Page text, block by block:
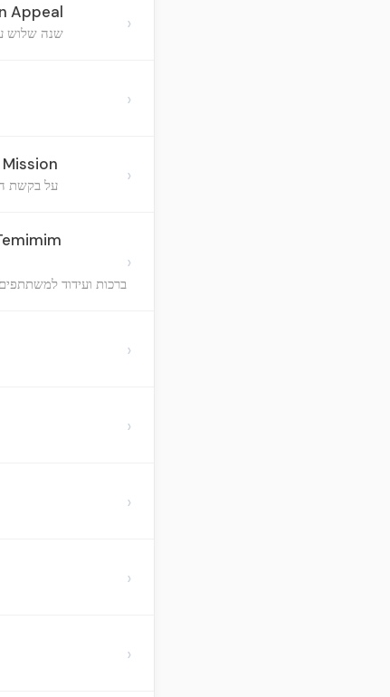
Appeal
שנה שלוש ›
›
על בקשת ›
ברכות ועידוד
›
›
›
›
›
›